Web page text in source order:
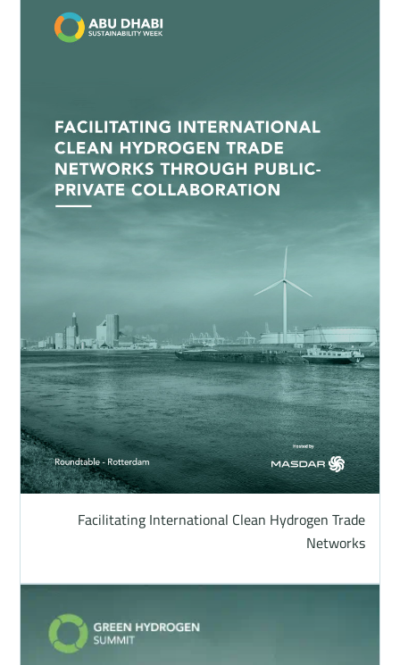
Facilitating International Clean Hydrogen Trade
Networks